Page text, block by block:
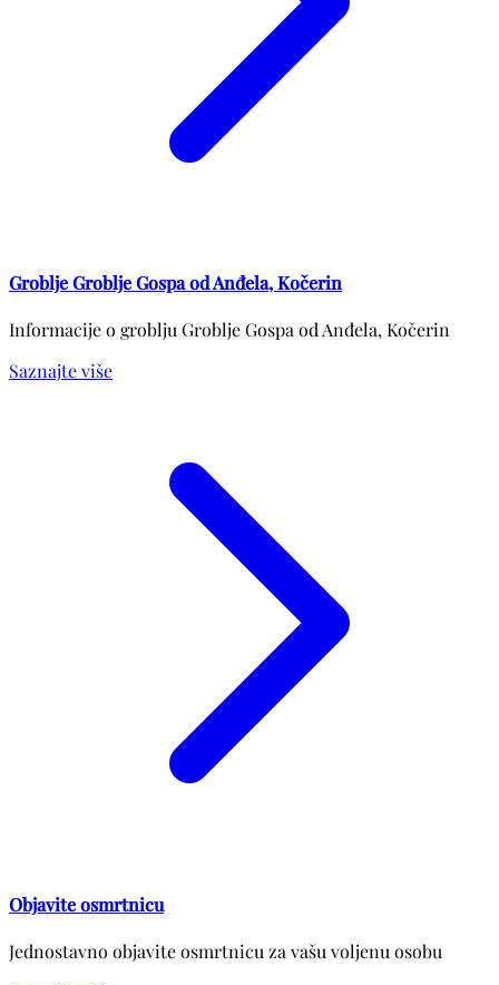
Groblje Groblje Gospa od Anđela, Kočerin
Informacije o groblju Groblje Gospa od Anđela, Kočerin
Saznajte više
Objavite osmrtnicu
Jednostavno objavite osmrtnicu za vašu voljenu osobu